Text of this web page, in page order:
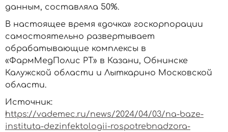
данным, составляла 50%.
В настоящее время «дочка» госкорпорации
самостоятельно развертывает
обрабатывающие комплексы в
«ФармМедПолис РТ» в Казани, Обнинске
Калужской области и Лыткарино Московской
области.
Источник:
https://vademec.ru/news/2024/04/03/na-baze-
instituta-dezinfektologii-rospotrebnadzora-